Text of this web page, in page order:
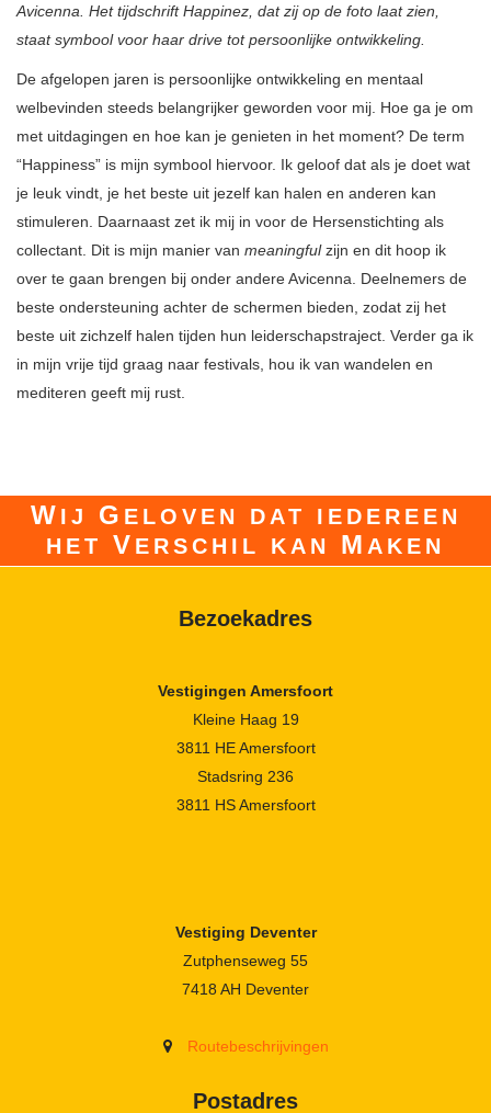
Avicenna. Het tijdschrift Happinez, dat zij op de foto laat zien,
staat symbool voor haar drive tot persoonlijke ontwikkeling.
De afgelopen jaren is persoonlijke ontwikkeling en mentaal
welbevinden steeds belangrijker geworden voor mij. Hoe ga je om
met uitdagingen en hoe kan je genieten in het moment? De term
“Happiness” is mijn symbool hiervoor. Ik geloof dat als je doet wat
je leuk vindt, je het beste uit jezelf kan halen en anderen kan
stimuleren. Daarnaast zet ik mij in voor de Hersenstichting als
collectant. Dit is mijn manier van meaningfulzijn en dit hoop ik
over te gaan brengen bij onder andere Avicenna. Deelnemers de
beste ondersteuning achter de schermen bieden, zodat zij het
beste uit zichzelf halen tijden hun leiderschapstraject. Verder ga ik
in mijn vrije tijd graag naar festivals, hou ik van wandelen en
mediteren geeft mij rust.
W IJ G ELOVEN DAT IEDEREEN
HET V ERSCHIL KAN M AKEN
Bezoekadres
Vestigingen Amersfoort
Kleine Haag 19
3811 HE Amersfoort
Stadsring 236
3811 HS Amersfoort
Vestiging Deventer
Zutphenseweg 55
7418 AH Deventer
Routebeschrijvingen
Postadres